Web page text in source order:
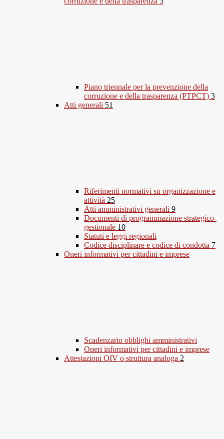
Piano triennale per la prevenzione della
corruzione e della trasparenza (PTPCT) 3
Atti generali 51
Riferimenti normativi su organizzazione e
attività 25
Atti amministrativi generali 9
Documenti di programmazione strategico-
gestionale 10
Statuti e leggi regionali
Codice disciplinare e codice di condotta 7
Oneri informativi per cittadini e imprese
Scadenzario obblighi amministrativi
Oneri informativi per cittadini e imprese
Attestazioni OIV o struttura analoga 2